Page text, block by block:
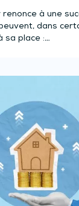
à une
dans
sa place :…